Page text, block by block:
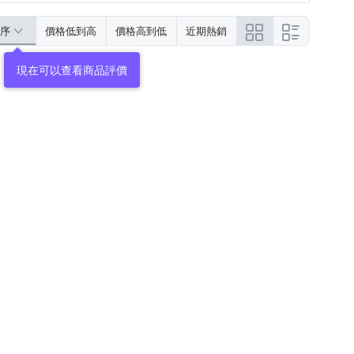
價格低到高 價格高到低 近期熱銷
現在可以查看商品評價